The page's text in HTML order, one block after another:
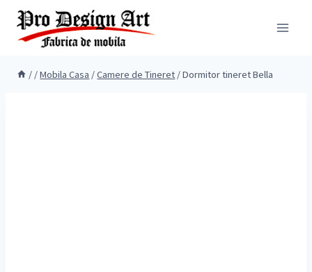
Skip
content
/ /Mobila Casa /Camere de Tineret /Dormitor tineret Bella